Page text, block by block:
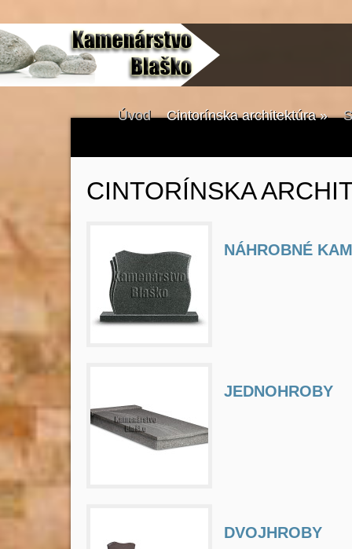
Úvod Cintorínska architektúra»
CINTORÍNSKA
NÁHROBNÉ
JEDNOHROBY
DVOJHROBY